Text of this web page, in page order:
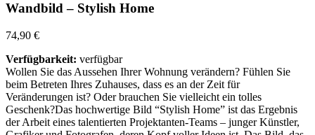
Wandbild – Stylish Home
74,90 €
Verfügbarkeit: verfügbar
Wollen Sie das Aussehen Ihrer Wohnung verändern? Fühlen Sie
beim Betreten Ihres Zuhauses, dass es an der Zeit für
Veränderungen ist? Oder brauchen Sie vielleicht ein tolles
Geschenk?Das hochwertige Bild “Stylish Home” ist das Ergebnis
der Arbeit eines talentierten Projektanten-Teams – junger Künstler,